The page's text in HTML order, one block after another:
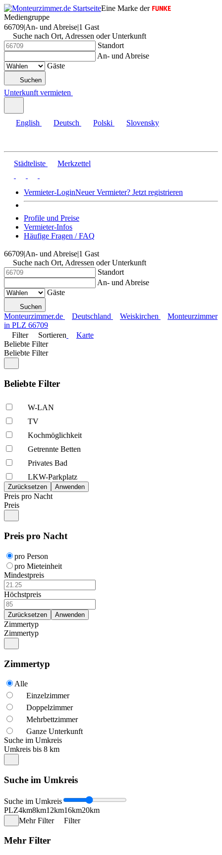
Eine Marke der
Mediengruppe
66709|An- und Abreise|1 Gast
Suche nach Ort, Adressen oder Unterkunft
Standort
An- und Abreise
Gäste
Suchen
Unterkunft vermieten
English Deutsch Polski Slovensky
Städteliste Merkzettel
Vermieter-LoginNeuer Vermieter? Jetzt registrieren
Profile und Preise
Vermieter-Infos
Häufige Fragen / FAQ
66709|An- und Abreise|1 Gast
Suche nach Ort, Adressen oder Unterkunft
Standort
An- und Abreise
Gäste
Suchen
Monteurzimmer.de Deutschland Weiskirchen
Monteurzimmer
in PLZ 66709
Filter
Sortieren
Karte
Beliebte Filter
Beliebte Filter
Beliebte Filter
W-LAN
TV
Kochmöglich­keit
Getrennte Betten
Privates Bad
LKW-Parkplatz
Preis pro Nacht
Preis
Preis pro Nacht
pro Person
pro Mieteinheit
Mindestpreis
Höchstpreis
Zimmertyp
Zimmertyp
Zimmertyp
Alle
Einzelzimmer
Doppelzimmer
Mehrbettzimmer
Ganze Unterkunft
Suche im Umkreis
Umkreis bis 8 km
Suche im Umkreis
Suche im Umkreis
PLZ4km8km12km16km20km
Mehr Filter
Filter
Mehr Filter